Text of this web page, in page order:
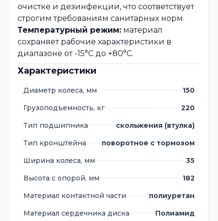
очистке и дезинфекции, что соответствует
строгим требованиям санитарных норм.
Температурный режим: материал
сохраняет рабочие характеристики в
диапазоне от -15°C до +80°C.
Характеристики
Диаметр колеса, мм
150
Грузоподъемность, кг
220
Тип подшипника
скольжения (втулка)
Тип кронштейна
поворотное с тормозом
Ширина колеса, мм
35
Высота с опорой, мм
182
Материал контактной части
полиуретан
Материал сердечника диска
Полиамид